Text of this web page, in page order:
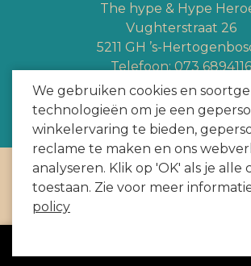
We gebruiken cookies en
technologieën om je een
winkelervaring te bieden,
reclame te maken en ons
analyseren. Klik op 'OK' als je alle
toestaan. Zie voor meer
policy
The hype & Hype
Vughterstraat 26
5211 GH ’s-
Telefoon:073 6894116
Whatsapp:
Copyright2026door HYPE HEROES. Alle